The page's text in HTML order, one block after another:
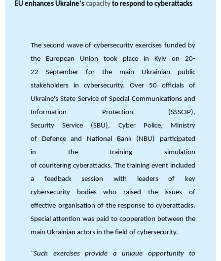
EU enhances Ukraine's capacity to respond to cyberattacks
The second wave of cybersecurity exercises funded by
the European Union took place in
Kyiv on 20-
22 September for the main Ukrainian public
stakeholders in cybersecurity. Over 50 officials of
Ukraine's State Service of Special Communications and
Information Protection (SSSCIP),
Security Service (SBU), Cyber Police, Ministry
of Defence and National Bank (NBU) participated
in the training simulation
of countering cyberattacks. The training event included
a feedback session with leaders of key
cybersecurity bodies who raised the issues of
effective organisation of the response to cyberattacks.
Special attention was paid to cooperation between the
main Ukrainian actors in the field of cybersecurity.
"Such exercises provide a unique opportunity to